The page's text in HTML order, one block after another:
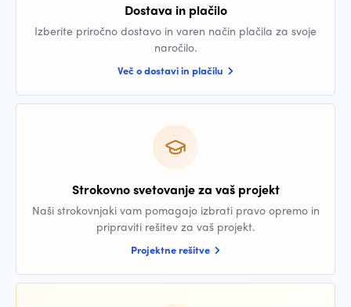
Dostava in plačilo
Izberite priročno dostavo in varen način plačila za svoje
naročilo.
Več o dostavi in plačilu
Strokovno svetovanje za vaš projekt
Naši strokovnjaki vam pomagajo izbrati pravo opremo in
pripraviti rešitev za vaš projekt.
Projektne rešitve